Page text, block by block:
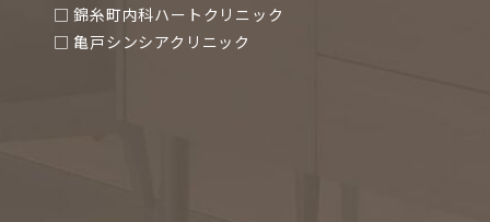
□ 錦糸町内科ハートクリニック
□ 亀戸シンシアクリニック